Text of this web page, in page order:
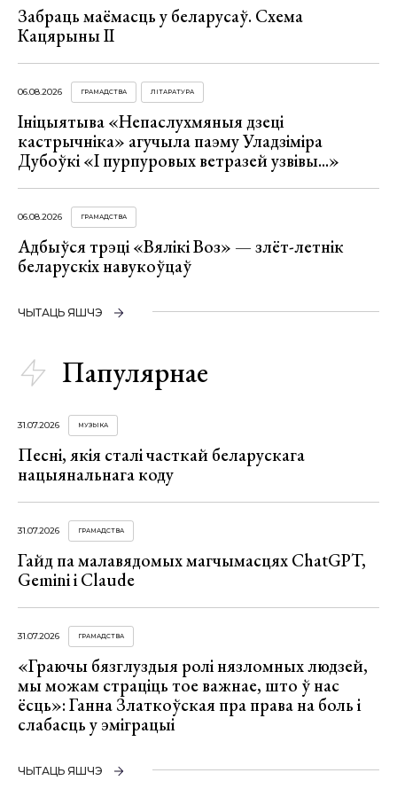
Забраць маёмасць у беларусаў. Схема
Кацярыны ІІ
06.08.2026 ГРАМАДСТВА ЛІТАРАТУРА
Ініцыятыва «Непаслухмяныя дзеці
кастрычніка» агучыла паэму Уладзіміра
Дубоўкі «І пурпуровых ветразей узвівы...»
06.08.2026 ГРАМАДСТВА
Адбыўся трэці «Вялікі Воз» — злёт-летнік
беларускіх навукоўцаў
ЧЫТАЦЬ ЯШЧЭ
Папулярнае
31.07.2026 МУЗЫКА
Песні, якія сталі часткай беларускага
нацыянальнага коду
31.07.2026 ГРАМАДСТВА
Гайд па малавядомых магчымасцях ChatGPT,
Gemini і Claude
31.07.2026 ГРАМАДСТВА
«Граючы бязглуздыя ролі нязломных людзей,
мы можам страціць тое важнае, што ў нас
ёсць»: Ганна Златкоўская пра права на боль і
слабасць у эміграцыі
ЧЫТАЦЬ ЯШЧЭ